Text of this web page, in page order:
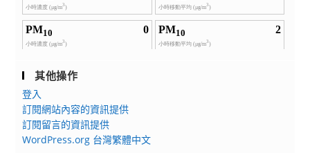
其他操作
登入
訂閱網站內容的資訊提供
訂閱留言的資訊提供
WordPress.org 台灣繁體中文